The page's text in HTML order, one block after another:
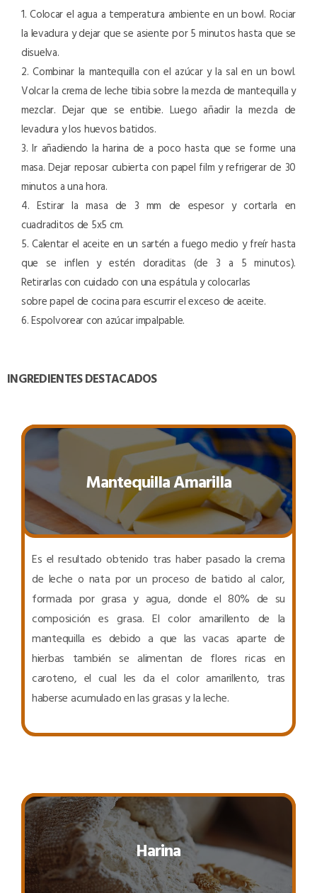
1. Colocar el agua a temperatura ambiente en un bowl. Rociar
la levadura y dejar que se asiente por 5 minutos hasta que se
disuelva.
2. Combinar la mantequilla con el azúcar y la sal en un bowl.
Volcar la crema de leche tibia sobre la mezcla de mantequilla y
mezclar. Dejar que se entibie. Luego añadir la mezcla de
levadura y los huevos batidos.
3. Ir añadiendo la harina de a poco hasta que se forme una
masa. Dejar reposar cubierta con papel film y refrigerar de 30
minutos a una hora.
4. Estirar la masa de 3 mm de espesor y cortarla en
cuadraditos de 5x5 cm.
5. Calentar el aceite en un sartén a fuego medio y freír hasta
que se inflen y estén doraditas (de 3 a 5 minutos).
Retirarlas con cuidado con una espátula y colocarlas
sobre papel de cocina para escurrir el exceso de aceite.
6. Espolvorear con azúcar impalpable.
INGREDIENTES DESTACADOS
Mantequilla Amarilla
Es el resultado obtenido tras haber pasado la crema
de leche o nata por un proceso de batido al calor,
formada por grasa y agua, donde el 80% de su
composición es grasa. El color amarillento de la
mantequilla es debido a que las vacas aparte de
hierbas también se alimentan de flores ricas en
caroteno, el cual les da el color amarillento, tras
haberse acumulado en las grasas y la leche.
Harina